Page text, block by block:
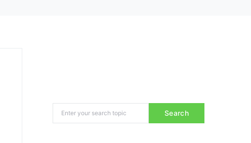
Search